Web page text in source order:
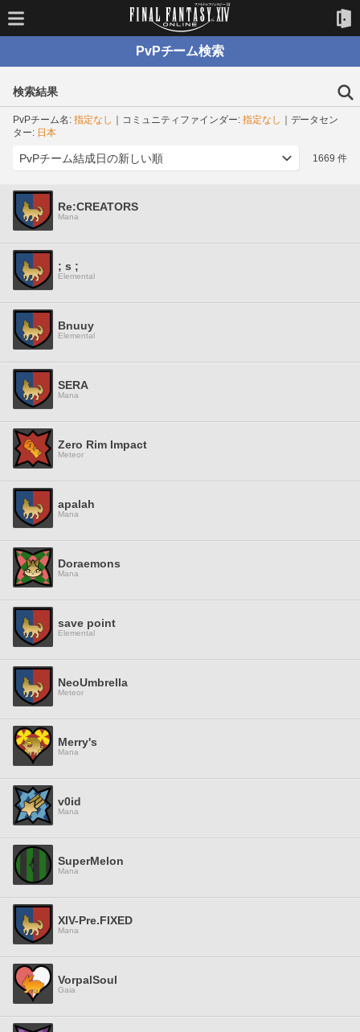
PvPチーム検索
検索結果
PvPチーム名: 指定なし ｜コミュニティファインダー: 指定なし
｜データセン
ター: 日本
1669 件
Re:CREATORS
Mana
; s ;
Elemental
Bnuuy
Elemental
SERA
Mana
Zero Rim Impact
Meteor
apalah
Mana
Doraemons
Mana
save point
Elemental
NeoUmbrella
Meteor
Merry's
Mana
v0id
Mana
SuperMelon
Mana
XIV-Pre.FIXED
Mana
VorpalSoul
Gaia